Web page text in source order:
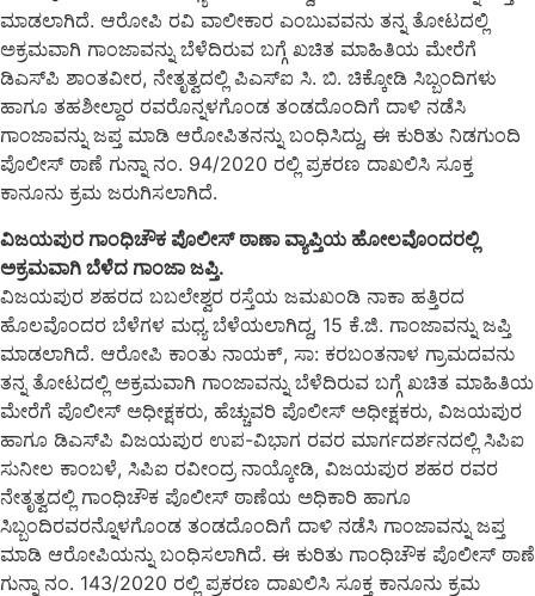
ಮಾಡಲಾಗಿದೆ. ಆರೋಪಿ ರವಿ ವಾಲೀಕಾರ ಎಂಬುವವನು ತನ್ನ ತೋಟದಲ್ಲಿ
ಅಕ್ರಮವಾಗಿ ಗಾಂಜಾವನ್ನು ಬೆಳೆದಿರುವ ಬಗ್ಗೆ ಖಚಿತ ಮಾಹಿತಿಯ ಮೇರೆಗೆ
ಡಿಎಸ್‍ಪಿ ಶಾಂತವೀರ, ನೇತೃತ್ವದಲ್ಲಿ ಪಿಎಸ್‍ಐ ಸಿ. ಬಿ. ಚಿಕ್ಕೋಡಿ ಸಿಬ್ಬಂದಿಗಳು
ಹಾಗೂ ತಹಶೀಲ್ದಾರ ರವರೊನ್ನಳಗೊಂಡ ತಂಡದೊಂದಿಗೆ ದಾಳಿ ನಡೆಸಿ
ಗಾಂಜಾವನ್ನು ಜಪ್ತ ಮಾಡಿ ಆರೋಪಿತನನ್ನು ಬಂಧಿಸಿದ್ದು, ಈ ಕುರಿತು ನಿಡಗುಂದಿ
ಪೊಲೀಸ್ ಠಾಣೆ ಗುನ್ನಾ ನಂ. 94/2020 ರಲ್ಲಿ ಪ್ರಕರಣ ದಾಖಲಿಸಿ ಸೂಕ್ತ
ಕಾನೂನು ಕ್ರಮ ಜರುಗಿಸಲಾಗಿದೆ.
ವಿಜಯಪುರ ಗಾಂಧಿಚೌಕ ಪೊಲೀಸ್ ಠಾಣಾ ವ್ಯಾಪ್ತಿಯ ಹೋಲವೊಂದರಲ್ಲಿ
ಅಕ್ರಮವಾಗಿ ಬೆಳೆದ ಗಾಂಜಾ ಜಪ್ತಿ.
ವಿಜಯಪುರ ಶಹರದ ಬಬಲೇಶ್ವರ ರಸ್ತೆಯ ಜಮಖಂಡಿ ನಾಕಾ ಹತ್ತಿರದ
ಹೊಲವೊಂದರ ಬೆಳೆಗಳ ಮಧ್ಯ ಬೆಳೆಯಲಾಗಿದ್ದ, 15 ಕೆ.ಜಿ. ಗಾಂಜಾವನ್ನು ಜಪ್ತಿ
ಮಾಡಲಾಗಿದೆ. ಆರೋಪಿ ಕಾಂತು ನಾಯಕ್, ಸಾ: ಕರಬಂತನಾಳ ಗ್ರಾಮದವನು
ತನ್ನ ತೋಟದಲ್ಲಿ ಅಕ್ರಮವಾಗಿ ಗಾಂಜಾವನ್ನು ಬೆಳೆದಿರುವ ಬಗ್ಗೆ ಖಚಿತ ಮಾಹಿತಿಯ
ಮೇರೆಗೆ ಪೊಲೀಸ್ ಅಧೀಕ್ಷಕರು, ಹೆಚ್ಚುವರಿ ಪೊಲೀಸ್ ಅಧೀಕ್ಷಕರು, ವಿಜಯಪುರ
ಹಾಗೂ ಡಿಎಸ್‍ಪಿ ವಿಜಯಪುರ ಉಪ-ವಿಭಾಗ ರವರ ಮಾರ್ಗದರ್ಶನದಲ್ಲಿ ಸಿಪಿಐ
ಸುನೀಲ ಕಾಂಬಳೆ, ಸಿಪಿಐ ರವೀಂದ್ರ ನಾಯ್ಕೋಡಿ, ವಿಜಯಪುರ ಶಹರ ರವರ
ನೇತೃತ್ವದಲ್ಲಿ ಗಾಂಧಿಚೌಕ ಪೊಲೀಸ್ ಠಾಣೆಯ ಅಧಿಕಾರಿ ಹಾಗೂ
ಸಿಬ್ಬಂದಿರವರನ್ನೊಳಗೊಂಡ ತಂಡದೊಂದಿಗೆ ದಾಳಿ ನಡೆಸಿ ಗಾಂಜಾವನ್ನು ಜಪ್ತ
ಮಾಡಿ ಆರೋಪಿಯನ್ನು ಬಂಧಿಸಲಾಗಿದೆ. ಈ ಕುರಿತು ಗಾಂಧಿಚೌಕ ಪೊಲೀಸ್ ಠಾಣೆ
ಗುನ್ನಾ ನಂ. 143/2020 ರಲ್ಲಿ ಪ್ರಕರಣ ದಾಖಲಿಸಿ ಸೂಕ್ತ ಕಾನೂನು ಕ್ರಮ